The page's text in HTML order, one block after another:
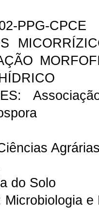
PPG-CPCE
do Solo
Microbiologia